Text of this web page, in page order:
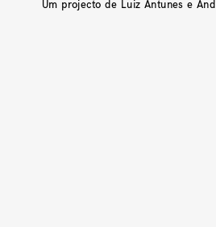
Um projecto de Luiz Antunes e